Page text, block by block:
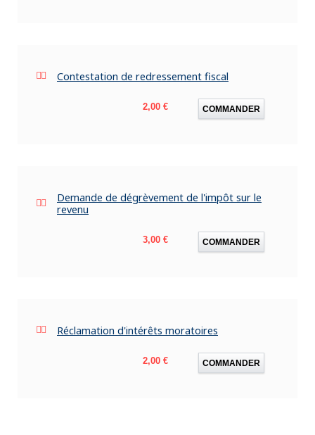
Contestation de redressement fiscal
Prix
2,00 € COMMANDER
Demande de dégrèvement de l'impôt sur le
revenu
Prix
3,00 € COMMANDER
Réclamation d'intérêts moratoires
Prix
2,00 € COMMANDER